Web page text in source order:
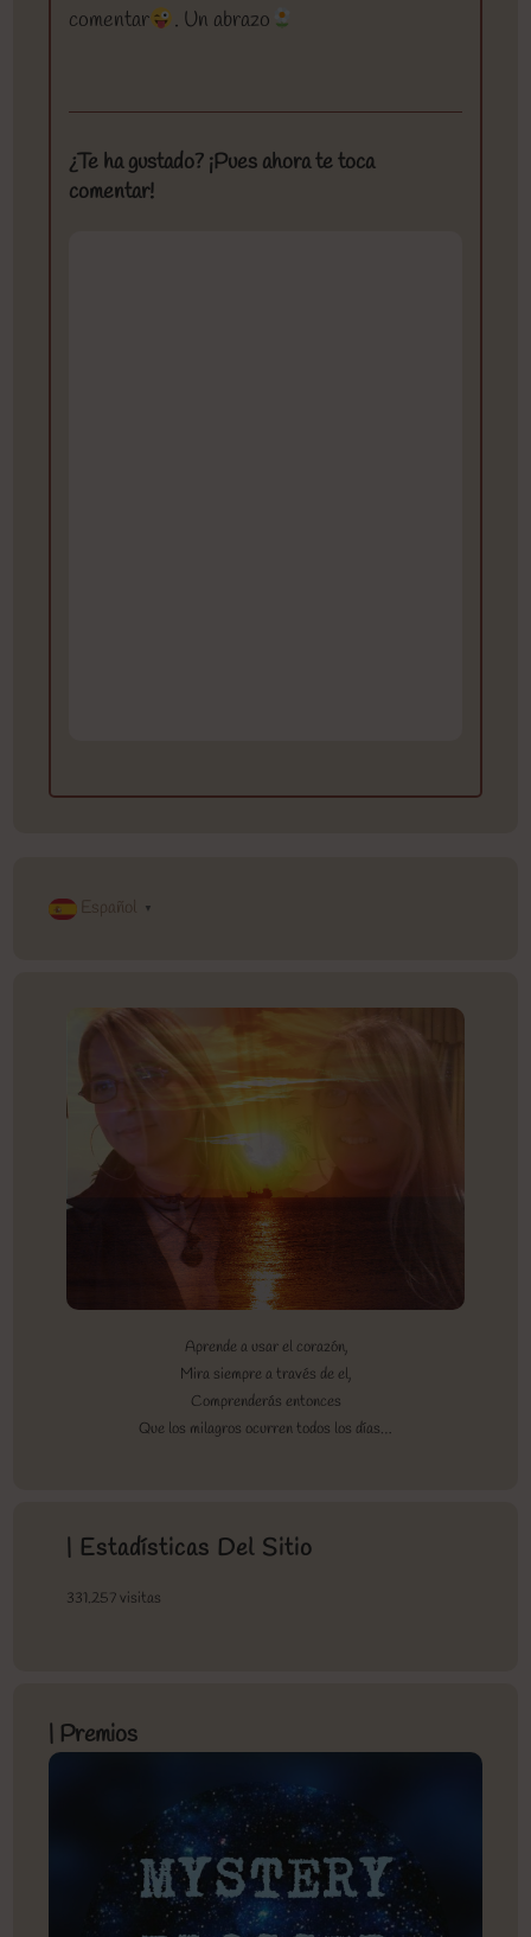
comentar . Un abrazo
¿Te ha gustado? ¡Pues ahora te toca
comentar!
Español ▼
Aprende a usar el corazón,
Mira siempre a través de el,
Comprenderás entonces
Que los milagros ocurren todos los días…
| Estadísticas Del Sitio
331.257 visitas
| Premios